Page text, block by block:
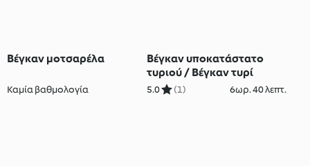
Βέγκαν μοτσαρέλα
Καμία βαθμολογία
Βέγκαν υποκατάστατο
τυριού / Βέγκαν τυρί
5.0 (1) 6ωρ. 40 λεπτ.